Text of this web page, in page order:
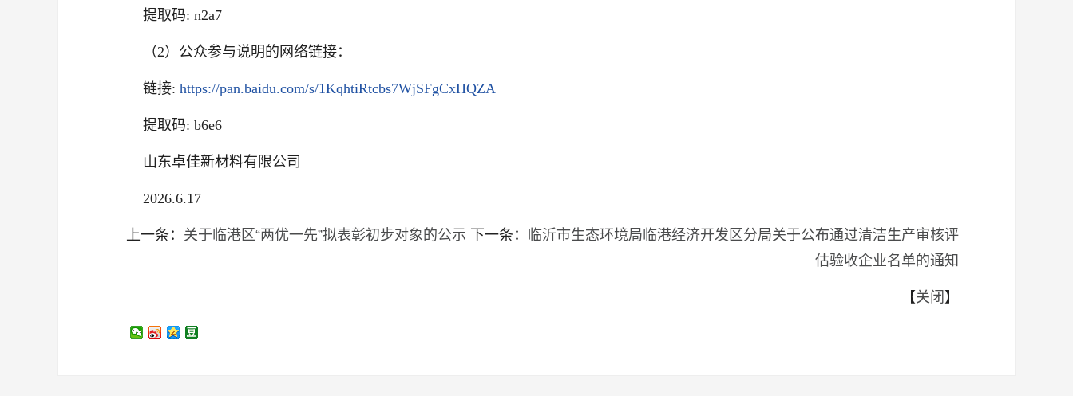
提取码: n2a7
（2）公众参与说明的网络链接：
链接: https://pan.baidu.com/s/1KqhtiRtcbs7WjSFgCxHQZA
提取码: b6e6
山东卓佳新材料有限公司
2026.6.17
上一条： 关于临港区“两优一先”拟表彰初步对象的公示 下一条： ​临沂市生态环境局临港经济开发区分局关于公布通过清洁生产审核评
估验收企业名单的通知
【关闭 】